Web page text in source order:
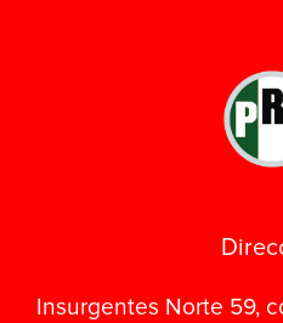
Insurgentes Norte 59,